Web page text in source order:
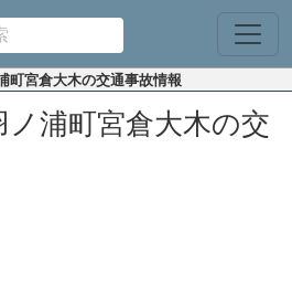
町宮倉大木の交通事故情報
浦町宮倉大木の交